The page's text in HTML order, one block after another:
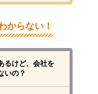
からない！
るけど、会社を
いの？